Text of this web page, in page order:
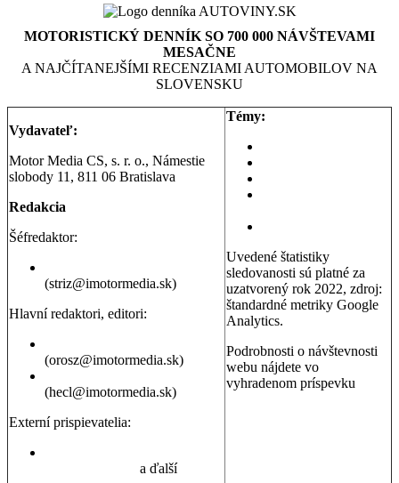
MOTORISTICKÝ DENNÍK SO 700 000 NÁVŠTEVAMI
MESAČNE
A NAJČÍTANEJŠÍMI RECENZIAMI AUTOMOBILOV NA
SLOVENSKU
Vydavateľ:
Motor Media CS, s. r. o., Námestie
slobody 11, 811 06 Bratislava
Redakcia
Šéfredaktor:
(striz@imotormedia.sk)
Hlavní redaktori, editori:
(orosz@imotormedia.sk)
(hecl@imotormedia.sk)
Externí prispievatelia:
a ďalší
Témy:
Uvedené štatistiky
sledovanosti sú platné za
uzatvorený rok 2022, zdroj:
štandardné metriky Google
Analytics.
Podrobnosti o návštevnosti
webu nájdete vo
vyhradenom príspevku